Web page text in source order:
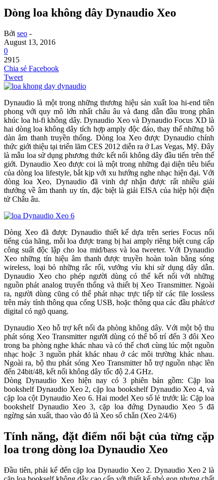
Dòng loa không dây Dynaudio Xeo
Bởi seo -
August 13, 2016
0
2915
Chia sẻ Facebook
Tweet
Dynaudio là một trong những thương hiệu sản xuất loa hi-end tiên
phong với quy mô lớn nhất châu âu và đang dẫn đầu trong phân
khúc loa hi-fi không dây. Dynaudio Xeo và Dynaudio Focus XD là
hai dòng loa không dây tích hợp amply độc đáo, thay thế những bô
dàn âm thanh truyền thống. Dòng loa Xeo được Dynaudio chính
thức giới thiệu tại triển lãm CES 2012 diễn ra ở Las Vegas, Mỹ. Đây
là mẫu loa sử dụng phương thức kết nối không dây đầu tiến trên thế
giới. Dynaudio Xeo được coi là một trong những đại diện tiêu biểu
của dòng loa lifestyle, bắt kịp với xu hướng nghe nhạc hiện đại. Với
dòng loa Xeo, Dynaudio đã vinh dự nhận được rất nhiều giải
thưởng về âm thanh uy tín, đặc biệt là giải EISA của hiệp hội điện
tử Châu âu.
Dòng Xeo đã được Dynaudio thiết kế dựa trên series Focus nổi
tiếng của hãng, mỗi loa được trang bị hai amply riêng biệt cung cấp
công suất độc lập cho loa mid/bass và loa tweeter. Với Dynaudio
Xeo những tín hiệu âm thanh được truyền hoàn toàn bằng sóng
wireless, loại bỏ những rắc rối, vướng víu khi sử dụng dây dẫn.
Dynaudio Xeo cho phép người dùng có thể kết nối với những
nguồn phát analog truyến thống và thiết bị Xeo Transmitter. Ngoài
ra, người dùng cũng có thể phát nhạc trực tiếp từ các file lossless
trên máy tính thông qua cổng USB, hoặc thông qua các đầu phát/cơ
digital có ngõ quang.
Dynaudio Xeo hỗ trợ kết nối đa phòng không dây. Với một bộ thu
phát sóng Xeo Transmitter người dùng có thể bố trí đến 3 đôi Xeo
trong ba phòng nghe khác nhau và có thể chơi cùng lúc một nguồn
nhạc hoặc 3 nguồn phát khác nhau ở các môi trường khác nhau.
Ngoài ra, bộ thu phát sóng Xeo Transmitter hỗ trợ nguồn nhạc lên
đến 24bit/48, kết nối không dây tốc độ 2.4 GHz.
Dòng Dynaudio Xeo hiện nay có 3 phiên bản gồm: Cặp loa
bookshelf Dynaudio Xeo 2, cặp loa bookshelf Dynaudio Xeo 4, và
cặp loa cột Dynaudio Xeo 6. Hai model Xeo số lẻ trước là: Cặp loa
bookshelf Dynaudio Xeo 3, cặp loa đứng Dynaudio Xeo 5 đã
ngừng sản xuất, thao vào đó là Xeo số chẵn (Xeo 2/4/6)
Tính năng, đặt điểm nổi bật của từng cặp
loa trong dòng loa Dynaudio Xeo
Đầu tiên, phải kể đến cặp loa Dynaudio Xeo 2. Dynaudio Xeo 2 là